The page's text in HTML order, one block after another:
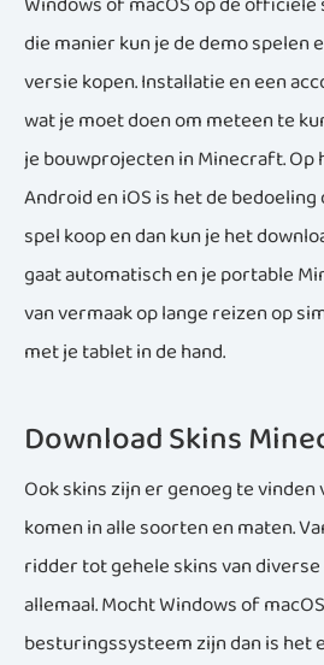
die manier kun je de demo spelen
versie kopen. Installatie en een
wat je moet doen om meteen te
je bouwprojecten in Minecraft.
Android en iOS is het de
spel koop en dan kun je het
gaat automatisch en je portable
van vermaak op lange reizen op
met je tablet in de hand.
Download Skins
Ook skins zijn er genoeg te
komen in alle soorten en maten.
ridder tot gehele skins van
allemaal. Mocht Windows of
besturingssysteem zijn dan is het